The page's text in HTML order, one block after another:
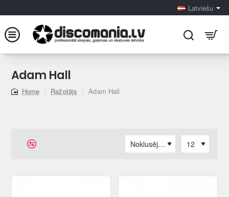
Latviešu
Adam Hall
home
Ražotājs Adam Hall